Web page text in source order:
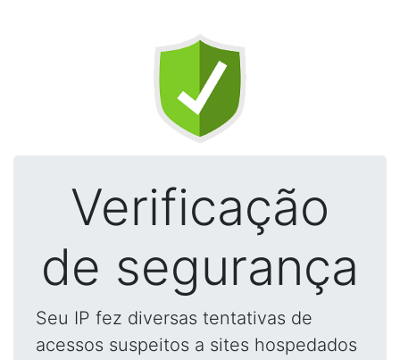
Verificação
de segurança
Seu IP fez diversas tentativas de
acessos suspeitos a sites hospedados